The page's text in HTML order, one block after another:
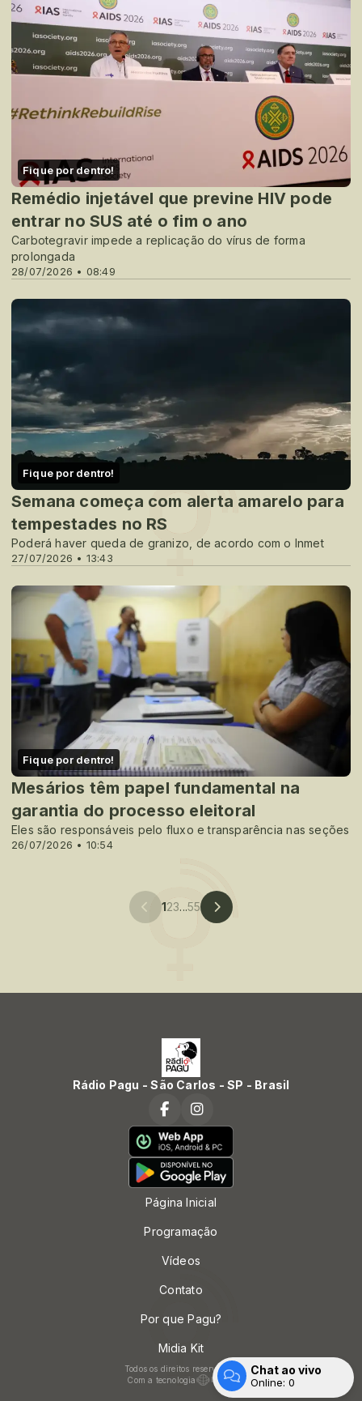
Fique por dentro!
28/07/2026 • 08:49
Remédio injetável que previne HIV pode
entrar no SUS até o fim o ano
Carbotegravir impede a replicação do vírus de forma
prolongada
Fique por dentro!
27/07/2026 • 13:43
Semana começa com alerta amarelo para
tempestades no RS
Poderá haver queda de granizo, de acordo com o Inmet
Fique por dentro!
26/07/2026 • 10:54
Mesários têm papel fundamental na
garantia do processo eleitoral
Eles são responsáveis pelo fluxo e transparência nas seções
123...55
Rádio Pagu - São Carlos - SP - Brasil
Página Inicial
Programação
Vídeos
Contato
Por que Pagu?
Midia Kit
Todos os direitos reservados.
Com a tecnologia
Chat ao vivo
Online: 0